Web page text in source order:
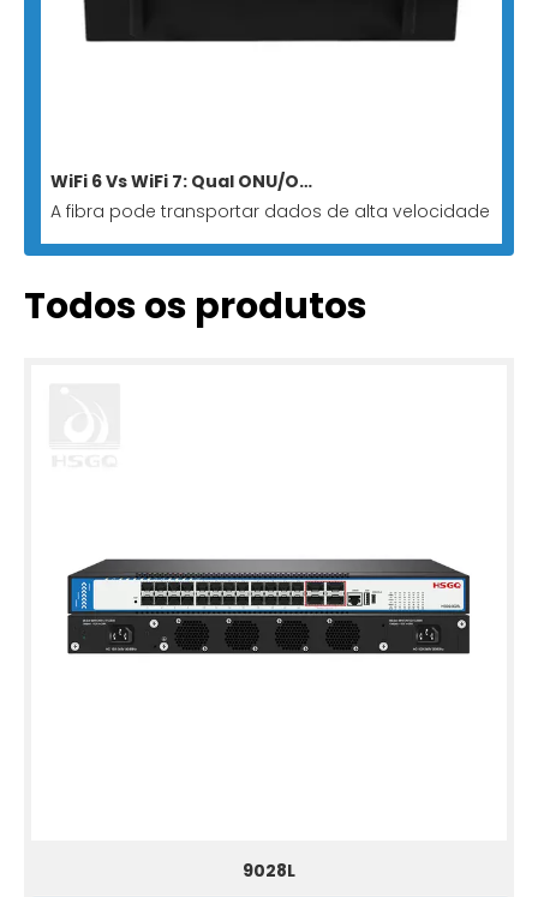
WiFi 6 Vs WiFi 7: Qual ONU/ONT se adapta a redes totalmente ópticas?
A fibra pode transportar dados de alta velocidade
Todos os produtos
9028L